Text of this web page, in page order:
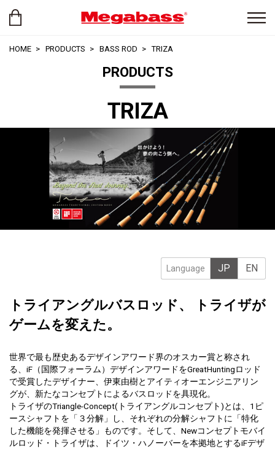
HOME PRODUCTS BASS ROD TRIZA
PRODUCTS
TRIZA
Language JP EN
トライアングルバスロッド、 トライザが
ゲームを変えた。
世界で最も歴史あるデザインアワード界のオスカー賞と称され
る、iF（国際フォーラム）デザインアワードをGreatHuntingロッド
で受賞したデザイナー、伊東由樹とアイティオーエンジニアリン
グが、新たなコンセプトによるバスロッドを具現化。
トライザのTriangle-Concept(トライアングルコンセプト)とは、1ピ
ースシャフトを「３分解」し、それぞれの分解シャフトに「特化
した機能を発揮させる」ものです。そして、Newコンセプトモバイ
ルロッド・トライザは、ドイツ・ハノーバーを本拠地とするiFデザ